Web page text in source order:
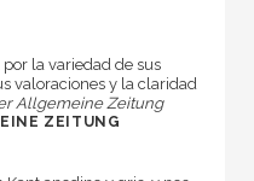
la variedad de sus
valoraciones y la claridad
Allgemeine Zeitung
ZEITUNG